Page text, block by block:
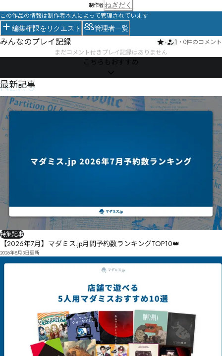
制作者 ねぎだく
この作品の情報は制作者本人によって管理されています
編集権限をリクエスト 管理者一覧
みんなのプレイ記録 - 1 ・ 0件のコメント
まだコメント付きプレイ記録はありません
こちらもおすすめ
NEWS
最新記事
特集記事
【2026年7月】マダミス.jp月間予約数ランキングTOP10👑
2026年8月3日更新